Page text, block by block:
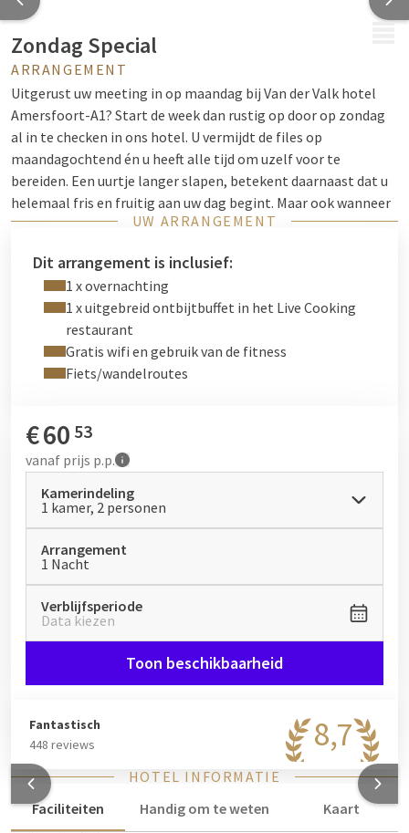
Zondag Special
ARRANGEMENT
Uitgerust uw meeting in op maandag bij Van der Valk hotel
Amersfoort-A1? Start de week dan rustig op door op zondag
al in te checken in ons hotel. U vermijdt de files op
maandagochtend én u heeft alle tijd om uzelf voor te
bereiden. Een uurtje langer slapen, betekent daarnaast dat u
helemaal fris en fruitig aan uw dag begint. Maar ook wanneer
u maandag nog even rustig aan kan doen is onze Zondag
uitgerust aan een nieuwe week. Top toch?
Verblijf in een heerlijke kamer en maak uw hoofd leeg in de
fitnessclub. Na een goede nachtrust geniet u de volgende
ochtend van een uitgebreid ontbijtbuffet en bent u helemaal
klaar om aan de dag te beginnen.
UW ARRANGEMENT
Dit arrangement is inclusief:
1 x overnachting
1 x uitgebreid ontbijtbuffet in het Live Cooking
restaurant
Gratis wifi en gebruik van de fitness
Fiets/wandelroutes
€60 53
vanaf prijs p.p.
Kamerindeling
1 kamer, 2 personen
Arrangement
1 Nacht
Verblijfsperiode
Data kiezen
Toon beschikbaarheid
8,7
Fantastisch
448 reviews
HOTEL INFORMATIE
Faciliteiten
Handig om te weten
Kaart